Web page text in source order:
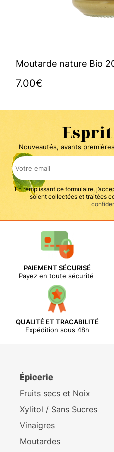
Moutarde nature Bio
7.00€
Esprit
Nouveautés, avants
En remplissant ce formulaire,
soient collectées et traitées
PAIEMENT SÉCURISÉ
Payez en toute sécurité
QUALITÉ ET TRACABILITÉ
Expédition sous 48h
Épicerie
Fruits secs et Noix
Xylitol / Sans Sucres
Vinaigres
Moutardes